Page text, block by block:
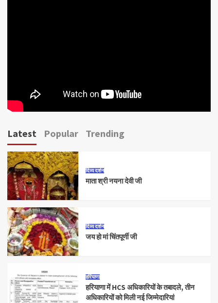
Latest Popular Trending
दिव्य दर्शन
माता श्री नयना देवी जी
दिव्य दर्शन
जय हो मां चिंतपूर्णी जी
हरियाणा
हरियाणा में HCS अधिकारियों के तबादले, तीन
अधिकारियों को मिली नई जिम्मेदारियां